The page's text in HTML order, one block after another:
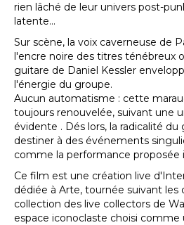
rien lâché de leur univers post-
latente...
Sur scène, la voix caverneuse de
l'encre noire des titres ténébreux
guitare de Daniel Kessler
l'énergie du groupe.
Aucun automatisme : cette
toujours renouvelée, suivant une
évidente . Dés lors, la radicalité
destiner à des événements
comme la performance proposée
Ce film est une création live
dédiée à Arte, tournée suivant les
collection des live collectors de
espace iconoclaste choisi comme